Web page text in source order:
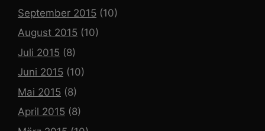
September 2015 (10)
August 2015 (10)
Juli 2015 (8)
Juni 2015 (10)
Mai 2015 (8)
April 2015 (8)